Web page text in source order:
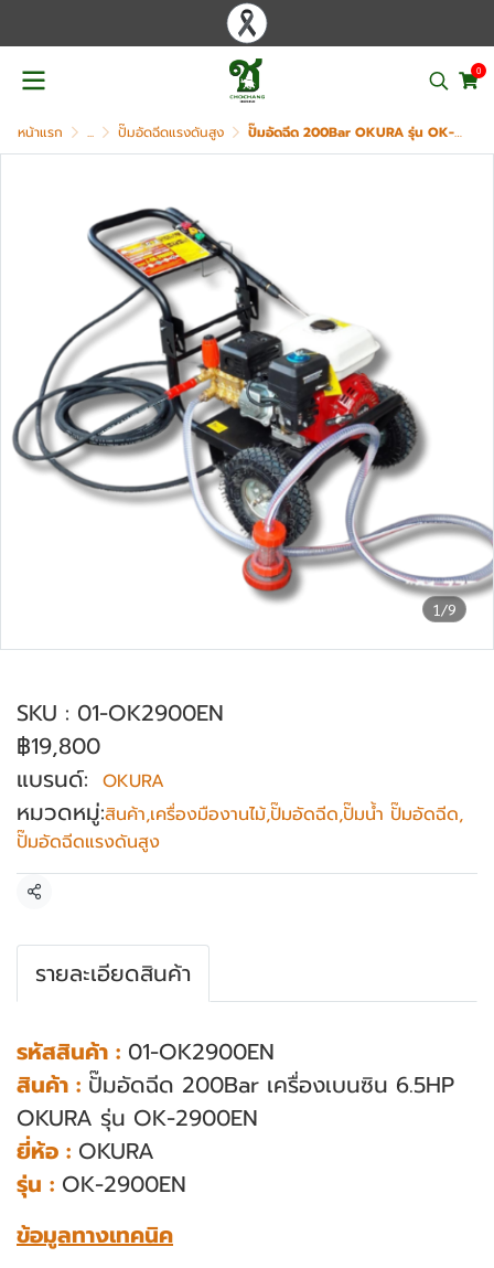
0
หน้าแรก ... ปั๊มอัดฉีดแรงดันสูง ปั๊มอัดฉีด 200Bar OKURA รุ่น OK-2900EN
1/9
SKU : 01-OK2900EN
฿19,800
แบรนด์: OKURA
หมวดหมู่:สินค้า,เครื่องมืองานไม้,ปั๊มอัดฉีด,ปั๊มน้ำ ปั๊มอัดฉีด,
ปั๊มอัดฉีดแรงดันสูง
แชร์
รายละเอียดสินค้า
รหัสสินค้า : 01-OK2900EN
สินค้า : ปั๊มอัดฉีด 200Bar เครื่องเบนซิน 6.5HP
OKURA รุ่น OK-2900EN
ยี่ห้อ : OKURA
รุ่น : OK-2900EN
ข้อมูลทางเทคนิค